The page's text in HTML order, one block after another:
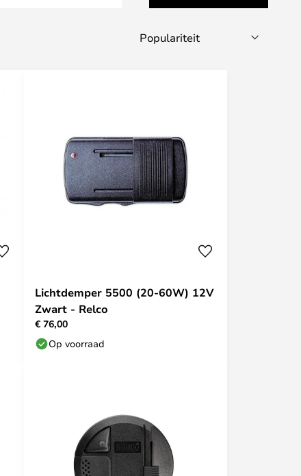
Lichtdemper 5500 (20-60W) 12V
Zwart - Relco
€ 76,00
Op voorraad